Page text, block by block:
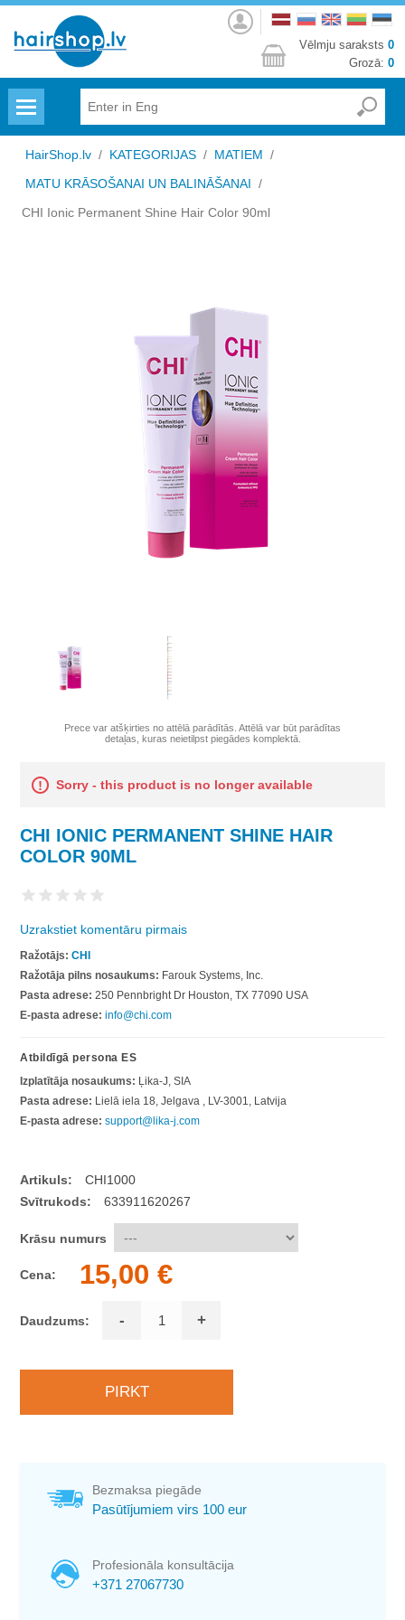
Autorizēties
Vēlmju saraksts 0
Grozā: 0
HairShop.lv / KATEGORIJAS / MATIEM /
MATU KRĀSOŠANAI UN BALINĀŠANAI /
CHI Ionic Permanent Shine Hair Color 90ml
Prece var atšķirties no attēlā parādītās. Attēlā var būt parādītas
detaļas, kuras neietilpst piegādes komplektā.
Sorry - this product is no longer available
CHI IONIC PERMANENT SHINE HAIR
COLOR 90ML
Uzrakstiet komentāru pirmais
Ražotājs: CHI
Ražotāja pilns nosaukums: Farouk Systems, Inc.
Pasta adrese: 250 Pennbright Dr Houston, TX 77090 USA
E-pasta adrese: info@chi.com
Atbildīgā persona ES
Izplatītāja nosaukums: Ļika-J, SIA
Pasta adrese: Lielā iela 18, Jelgava , LV-3001, Latvija
E-pasta adrese: support@lika-j.com
Artikuls:
CHI1000
Svītrukods:
633911620267
Krāsu numurs
Cena: 15,00 €
Daudzums: - +
Bezmaksa piegāde
Pasūtījumiem virs 100 eur
Profesionāla konsultācija
+371 27067730